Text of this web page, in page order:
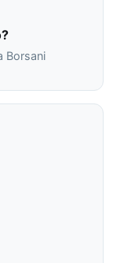
Borsani